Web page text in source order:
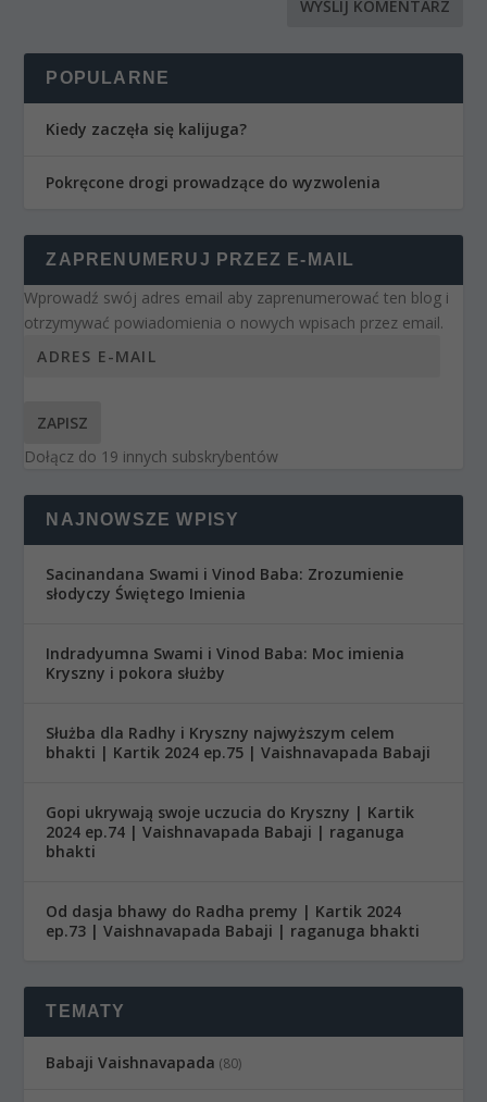
POPULARNE
Kiedy zaczęła się kalijuga?
Pokręcone drogi prowadzące do wyzwolenia
ZAPRENUMERUJ PRZEZ E-MAIL
Wprowadź swój adres email aby zaprenumerować ten blog i
otrzymywać powiadomienia o nowych wpisach przez email.
ZAPISZ
Dołącz do 19 innych subskrybentów
NAJNOWSZE WPISY
Sacinandana Swami i Vinod Baba: Zrozumienie
słodyczy Świętego Imienia
Indradyumna Swami i Vinod Baba: Moc imienia
Kryszny i pokora służby
Służba dla Radhy i Kryszny najwyższym celem
bhakti | Kartik 2024 ep.75 | Vaishnavapada Babaji
Gopi ukrywają swoje uczucia do Kryszny | Kartik
2024 ep.74 | Vaishnavapada Babaji | raganuga
bhakti
Od dasja bhawy do Radha premy | Kartik 2024
ep.73 | Vaishnavapada Babaji | raganuga bhakti
TEMATY
Babaji Vaishnavapada (80)